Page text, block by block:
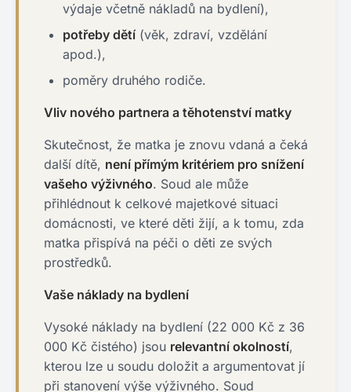
výdaje včetně nákladů na bydlení),
potřeby dětí (věk, zdraví, vzdělání
apod.),
poměry druhého rodiče.
Vliv nového partnera a těhotenství matky
Skutečnost, že matka je znovu vdaná a čeká
další dítě, není přímým kritériem pro snížení
vašeho výživného. Soud ale může
přihlédnout k celkové majetkové situaci
domácnosti, ve které děti žijí, a k tomu, zda
matka přispívá na péči o děti ze svých
prostředků.
Vaše náklady na bydlení
Vysoké náklady na bydlení (22 000 Kč z 36
000 Kč čistého) jsou relevantní okolností,
kterou lze u soudu doložit a argumentovat jí
při stanovení výše výživného. Soud